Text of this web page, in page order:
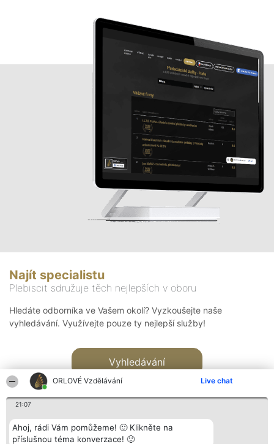
ORLOVÉ Vzdělávání Live chat
21:07
Ahoj, rádi Vám pomůžeme! 🙂 Klikněte na
příslušnou téma konverzace! 🙂
Najít specialistu
Plebiscit sdružuje těch nejlepších v oboru
Hledáte odborníka ve Vašem okolí? Vyzkoušejte naše
vyhledávání. Využívejte pouze ty nejlepší služby!
Vyhledávání